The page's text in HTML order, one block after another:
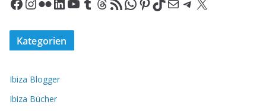
Kategorien
Ibiza Blogger
Ibiza Bücher